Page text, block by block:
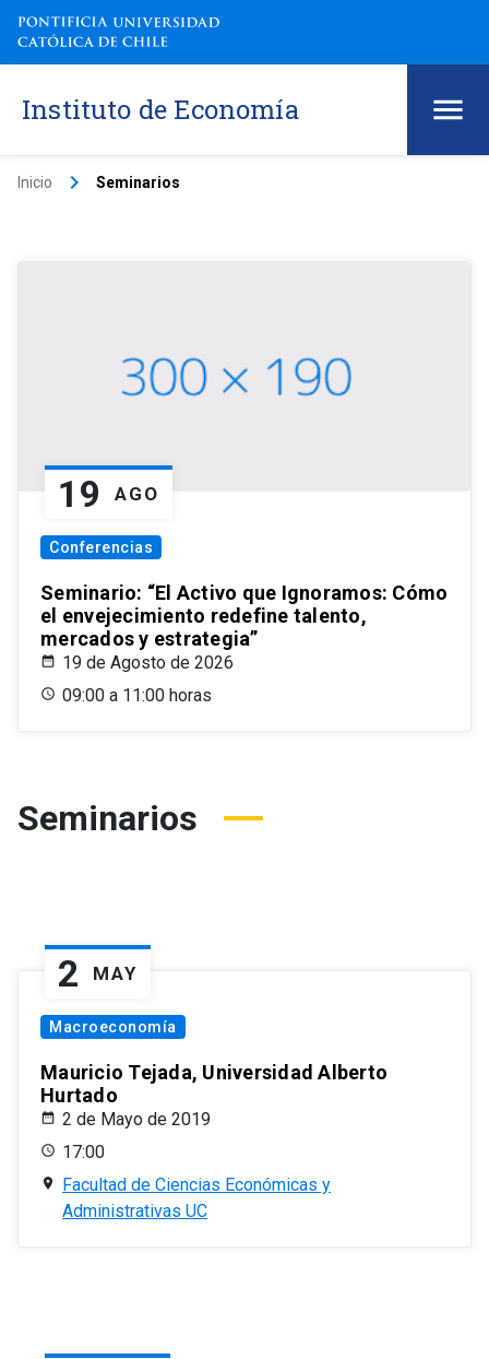
Instituto de Economía
Inicio keyboard_arrow_right Seminarios
19 AGO
Conferencias
Seminario: “El Activo que Ignoramos: Cómo
el envejecimiento redefine talento,
mercados y estrategia”
19 de Agosto de 2026
09:00 a 11:00 horas
Seminarios
2 MAY
Macroeconomía
Mauricio Tejada, Universidad Alberto
Hurtado
2 de Mayo de 2019
17:00
Facultad de Ciencias Económicas y
Administrativas UC